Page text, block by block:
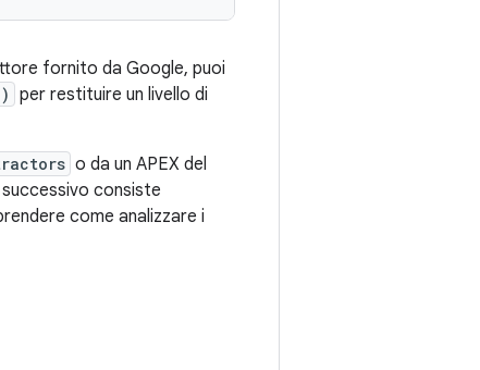
fornito da Google, puoi
per restituire un livello di
o da un APEX del
consiste
come analizzare i